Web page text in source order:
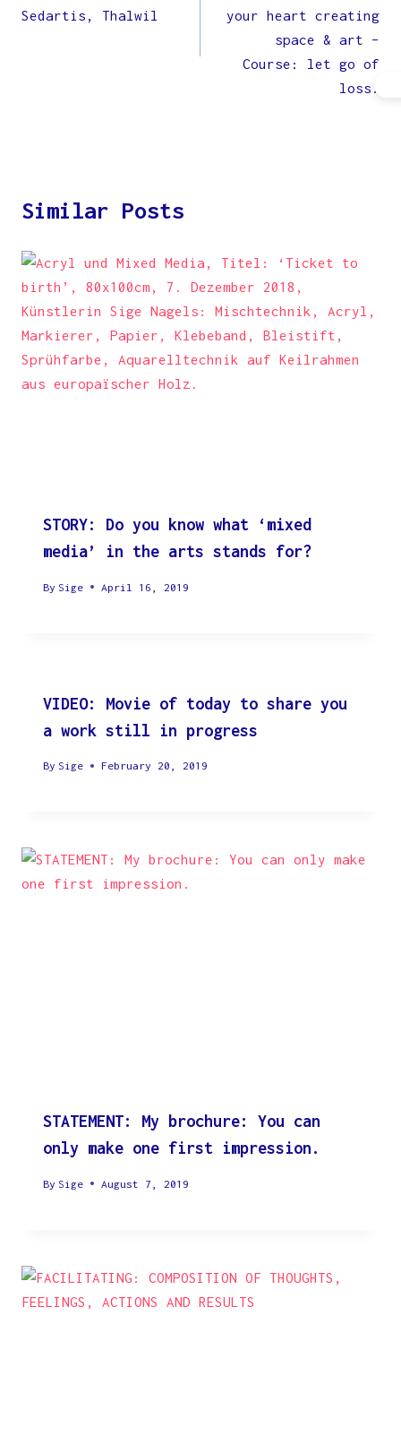
Sedartis, Thalwil
your heart creating
space & art –
Course: let go of
loss.
Similar Posts
STORY: Do you know what ‘mixed
media’ in the arts stands for?
By Sige April 16, 2019
VIDEO: Movie of today to share you
a work still in progress
By Sige February 20, 2019
STATEMENT: My brochure: You can
only make one first impression.
By Sige August 7, 2019